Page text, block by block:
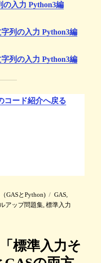
の入力 Python3編
列の入力 Python3編
列の入力 Python3編
コード紹介へ戻る
GASとPython)
タ
グ
GAS,
アップ問題集,標準入力
標準入力そ